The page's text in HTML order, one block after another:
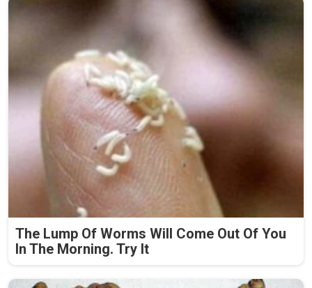
The Lump Of Worms Will Come Out Of You
In The Morning. Try It